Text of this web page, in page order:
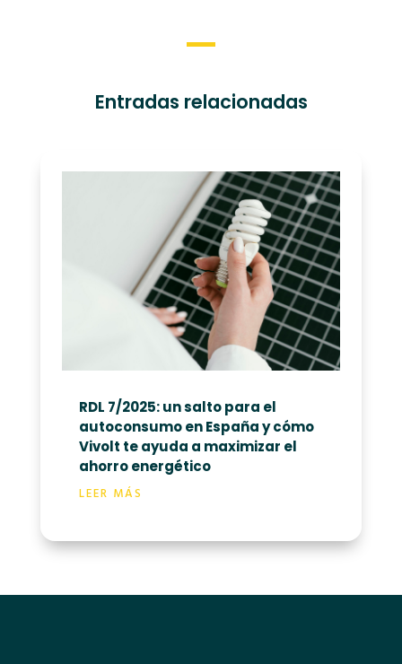
Entradas relacionadas
RDL 7/2025: un salto para el
autoconsumo en España y cómo
Vivolt te ayuda a maximizar el
ahorro energético
LEER MÁS